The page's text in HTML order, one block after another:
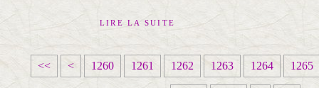
LIRE LA SUITE
<< <
1111111260 1261 1262 1263 1264 1265